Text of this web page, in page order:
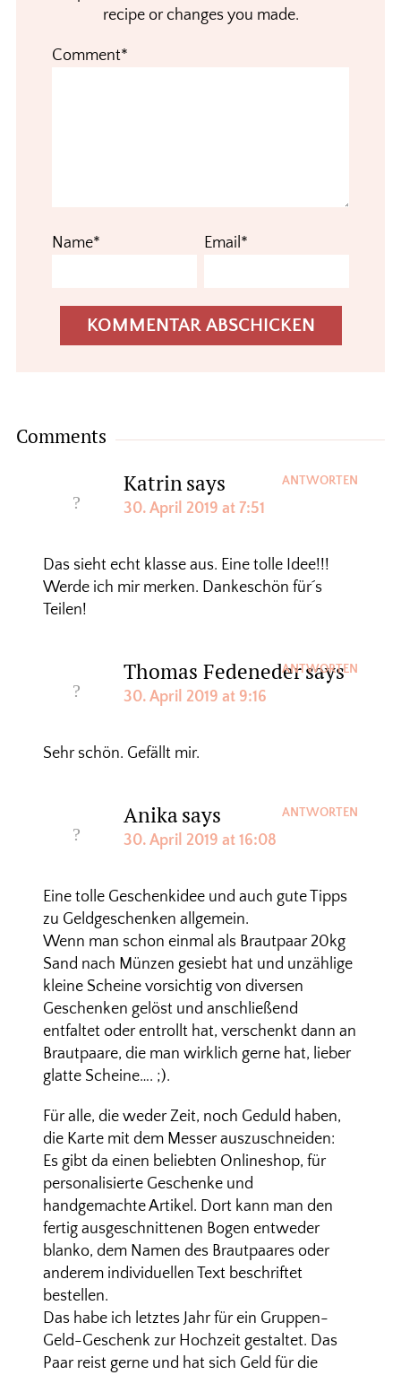
recipe or changes you made.
Comment*
Name* Email*
Comments
Katrinsays
30. April 2019 at 7:51
Das sieht echt klasse aus. Eine tolle Idee!!!
Werde ich mir merken. Dankeschön für´s
Teilen!
ANTWORTEN
Thomas Fedenedersays
30. April 2019 at 9:16
Sehr schön. Gefällt mir.
ANTWORTEN
Anikasays
30. April 2019 at 16:08
Eine tolle Geschenkidee und auch gute Tipps
zu Geldgeschenken allgemein.
Wenn man schon einmal als Brautpaar 20kg
Sand nach Münzen gesiebt hat und unzählige
kleine Scheine vorsichtig von diversen
Geschenken gelöst und anschließend
entfaltet oder entrollt hat, verschenkt dann an
Brautpaare, die man wirklich gerne hat, lieber
glatte Scheine…. ;).
Für alle, die weder Zeit, noch Geduld haben,
die Karte mit dem Messer auszuschneiden:
Es gibt da einen beliebten Onlineshop, für
personalisierte Geschenke und
handgemachte Artikel. Dort kann man den
fertig ausgeschnittenen Bogen entweder
blanko, dem Namen des Brautpaares oder
anderem individuellen Text beschriftet
bestellen.
Das habe ich letztes Jahr für ein Gruppen-
Geld-Geschenk zur Hochzeit gestaltet. Das
Paar reist gerne und hat sich Geld für die
ANTWORTEN